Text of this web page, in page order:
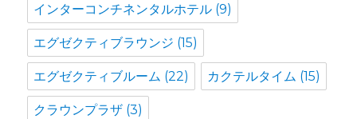
インターコンチネンタルホテル (9)
エグゼクティブラウンジ (15)
エグゼクティブルーム (22) カクテルタイム (15)
クラウンプラザ (3)